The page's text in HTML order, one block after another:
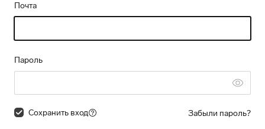
Почта
Пароль
Сохранить вход Забыли пароль?